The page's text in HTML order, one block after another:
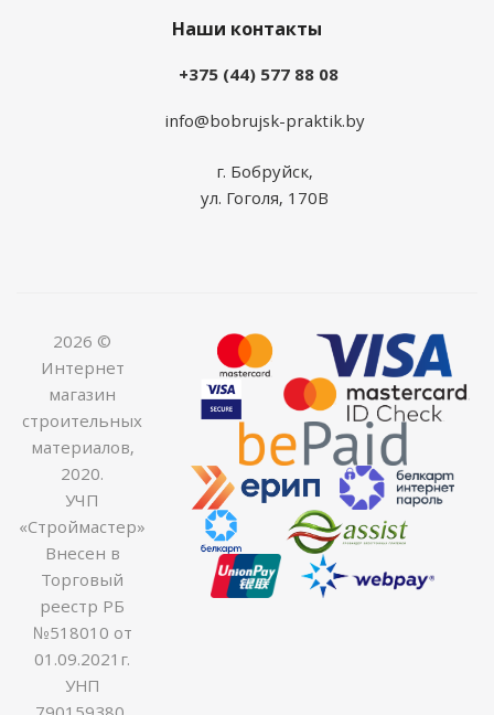
Наши контакты
+375 (44) 577 88 08
info@bobrujsk-praktik.by
г. Бобруйск,
ул. Гоголя, 170В
2026 ©
Интернет
магазин
строительных
материалов,
2020.
УЧП
«Строймастер»
Внесен в
Торговый
реестр РБ
№518010 от
01.09.2021г.
УНП